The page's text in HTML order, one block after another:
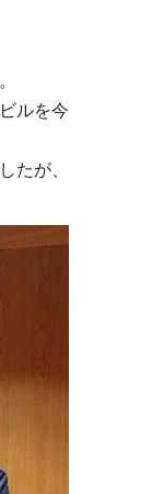
ルを今
たが、